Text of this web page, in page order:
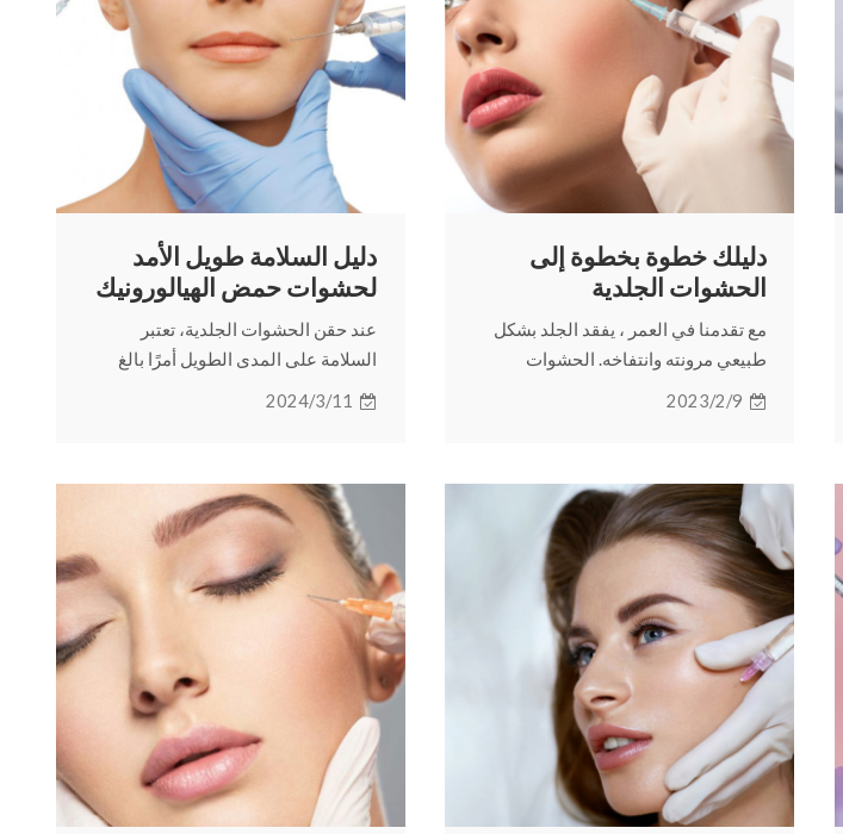
دليلك خطوة بخطوة إلى
الحشوات الجلدية
مع تقدمنا في العمر ، يفقد الجلد بشكل
طبيعي مرونته وانتفاخه. الحشوات
الجلدية هي إحدى طرق معالجة هذه
2023/2/9
دليل السلامة طويل الأمد
لحشوات حمض الهيالورونيك
الجلدية
عند حقن الحشوات الجلدية، تعتبر
السلامة على المدى الطويل أمرًا بالغ
الأهمية. أدناه نتعمق في تعقيدات
2024/3/11